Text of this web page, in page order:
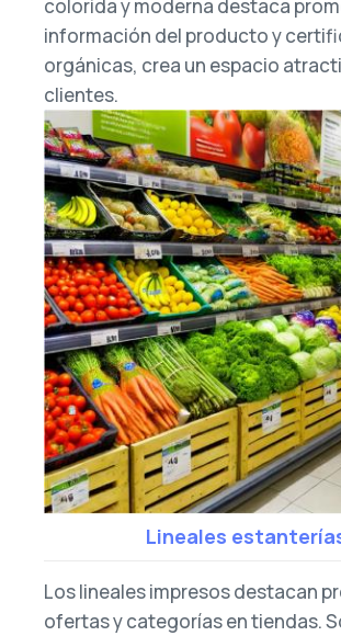
colorida y moderna destaca
información del producto y
orgánicas, crea un espacio
clientes.
Lineales
Los lineales impresos destacan
ofertas y categorías en tiendas.